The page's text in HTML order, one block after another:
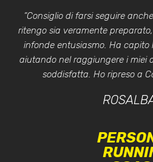
“Consiglio di farsi seguire
ritengo sia veramente
infonde entusiasmo. Ha capito
aiutando nel raggiungere i miei
soddisfatta. Ho ripreso a